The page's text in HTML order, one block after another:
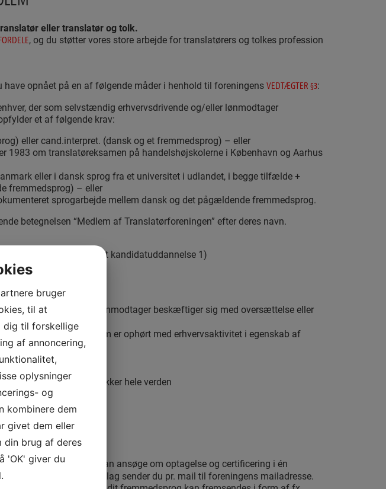
eller translatør og tolk.
, og du støtter vores store arbejde for translatørers og tolkes profession
opnået på en af følgende måder i henhold til foreningens VEDTÆGTER §3:
der som selvstændig erhvervsdrivende og/eller lønmodtager
et af følgende krav:
eller cand.interpret. (dansk og et fremmedsprog) – eller
1983 om translatøreksamen på handelshøjskolerne i København og Aarhus
eller i dansk sprog fra et universitet i udlandet, i begge tilfælde +
fremmedsprog) – eller
sprogarbejde mellem dansk og det pågældende fremmedsprog.
betegnelsen “Medlem af Translatørforeningen” efter deres navn.
en relevant kandidatuddannelse 1)
og/eller lønmodtager beskæftiger sig med oversættelse eller
i kategori 1, men som er ophørt med erhvervsaktivitet i egenskab af
kr. 875,- årligt og dækker hele verden
på spørgsmål. Du kan ansøge om optagelse og certificering i én
med tilhørende bilag sender du pr. mail til foreningens mailadresse.
bruger
til at
dig til forskellige
af annoncering,
oplysninger
og
kombinere dem
givet dem eller
din brug af deres
'OK' giver du